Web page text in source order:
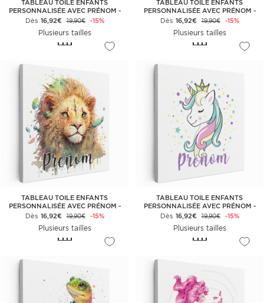
TABLEAU TOILE ENFANTS
PERSONNALISÉE AVEC PRÉNOM -
FLEURS TROPICALES
Dès 16,92€ 19,90€ -15%
Plusieurs tailles
TABLEAU TOILE ENFANTS
PERSONNALISÉE AVEC PRÉNOM -
HIBOU INDIEN
Dès 16,92€ 19,90€ -15%
Plusieurs tailles
TABLEAU TOILE ENFANTS
PERSONNALISÉE AVEC PRÉNOM -
LIONCEAU
Dès 16,92€ 19,90€ -15%
Plusieurs tailles
TABLEAU TOILE ENFANTS
PERSONNALISÉE AVEC PRÉNOM -
PRINCESSE LICORNE
Dès 16,92€ 19,90€ -15%
Plusieurs tailles